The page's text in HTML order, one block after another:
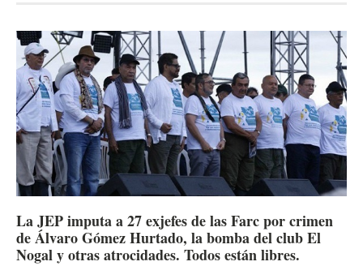
La JEP imputa a 27 exjefes de las Farc por crimen
de Álvaro Gómez Hurtado, la bomba del club El
Nogal y otras atrocidades. Todos están libres.